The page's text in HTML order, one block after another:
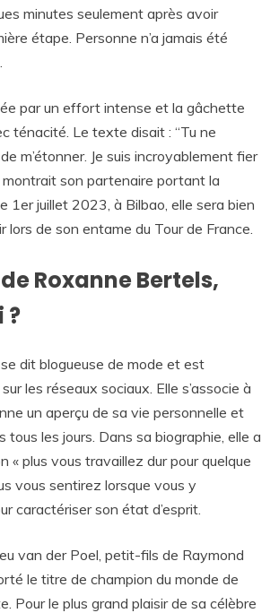
minutes seulement après avoir
étape. Personne n’a jamais été
par un effort intense et la gâchette
ténacité. Le texte disait : “Tu ne
m’étonner. Je suis incroyablement fier
montrait son partenaire portant la
1er juillet 2023, à Bilbao, elle sera bien
lors de son entame du Tour de France.
Roxanne Bertels,
?
dit blogueuse de mode et est
les réseaux sociaux. Elle s’associe à
un aperçu de sa vie personnelle et
tous les jours. Dans sa biographie, elle a
« plus vous travaillez dur pour quelque
vous sentirez lorsque vous y
caractériser son état d’esprit.
van der Poel, petit-fils de Raymond
le titre de champion du monde de
Pour le plus grand plaisir de sa célèbre